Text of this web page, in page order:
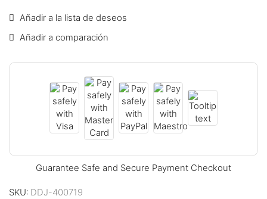
panel
panel
Añadir a la lista de deseos
Añadir a comparación
Guarantee Safe and Secure Payment Checkout
SKU: DDJ-400719